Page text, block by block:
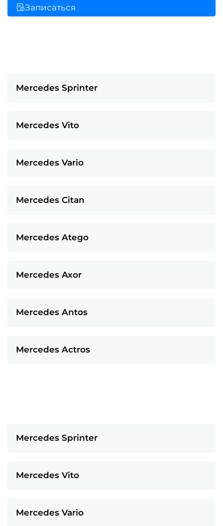
Записаться
Mercedes Sprinter
Mercedes Vito
Mercedes Vario
Mercedes Citan
Mercedes Atego
Mercedes Axor
Mercedes Antos
Mercedes Actros
Mercedes Sprinter
Mercedes Vito
Mercedes Vario